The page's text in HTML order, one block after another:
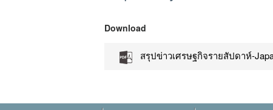
Download
สรุปข่าวเศรษฐกิจรายสัปดาห์-